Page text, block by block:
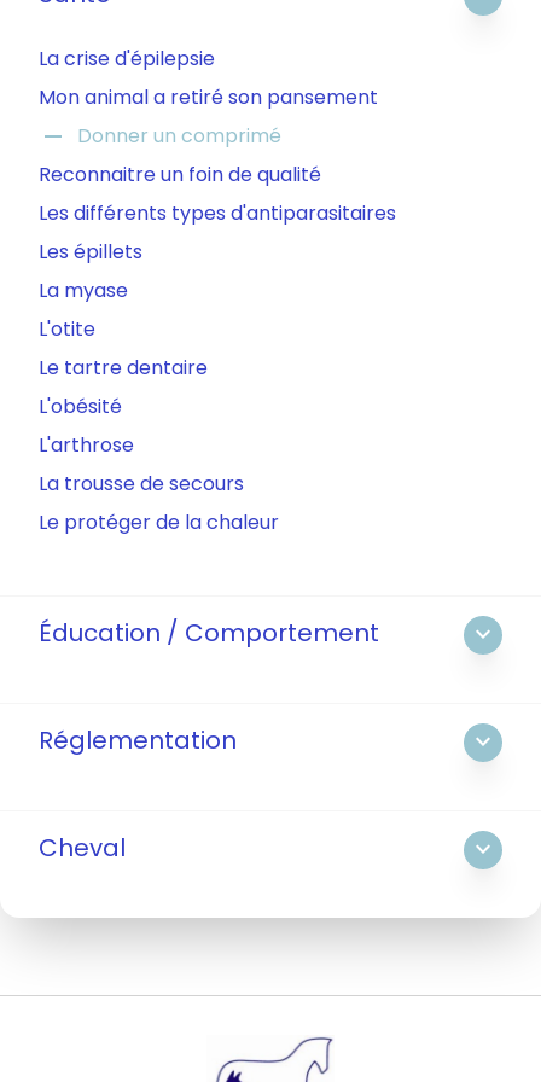
La crise d'épilepsie
Mon animal a retiré son pansement
remove
Donner un comprimé
Reconnaitre un foin de qualité
Les différents types d'antiparasitaires
Les épillets
La myase
L'otite
Le tartre dentaire
L'obésité
L'arthrose
La trousse de secours
Le protéger de la chaleur
Éducation / Comportement expand_more
Réglementation expand_more
Cheval expand_more